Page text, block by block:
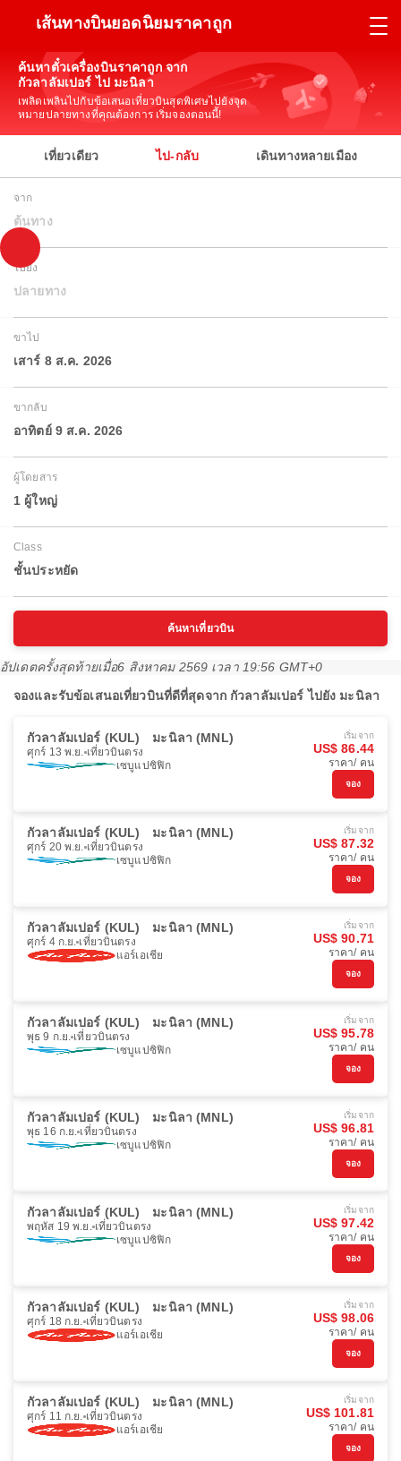
เส้นทางบินยอดนิยมราคาถูก
ค้นหาตั๋วเครื่องบินราคาถูก จาก
กัวลาลัมเปอร์ ไป มะนิลา
เพลิดเพลินไปกับข้อเสนอเที่ยวบินสุดพิเศษไปยังจุด
หมายปลายทางที่คุณต้องการ เริ่มจองตอนนี้!
เที่ยวเดียว ไป-กลับ เดินทางหลายเมือง
จาก
ต้นทาง
ไปยัง
ปลายทาง
ขาไป
เสาร์ 8 ส.ค. 2026
ขากลับ
อาทิตย์ 9 ส.ค. 2026
ผู้โดยสาร
1 ผู้ใหญ่
Class
ชั้นประหยัด
ค้นหาเที่ยวบิน
อัปเดตครั้งสุดท้ายเมื่อ6 สิงหาคม 2569 เวลา 19:56 GMT+0
จองและรับข้อเสนอเที่ยวบินที่ดีที่สุดจาก กัวลาลัมเปอร์ ไปยัง มะนิลา
กัวลาลัมเปอร์ (KUL) มะนิลา (MNL)
ศุกร์ 13 พ.ย. เที่ยวบินตรง
เซบูแปซิฟิก
เริ่มจาก
US$ 86.44
ราคา/ คน
จอง
กัวลาลัมเปอร์ (KUL) มะนิลา (MNL)
ศุกร์ 20 พ.ย. เที่ยวบินตรง
เซบูแปซิฟิก
เริ่มจาก
US$ 87.32
ราคา/ คน
จอง
กัวลาลัมเปอร์ (KUL) มะนิลา (MNL)
ศุกร์ 4 ก.ย. เที่ยวบินตรง
แอร์เอเชีย
เริ่มจาก
US$ 90.71
ราคา/ คน
จอง
กัวลาลัมเปอร์ (KUL) มะนิลา (MNL)
พุธ 9 ก.ย. เที่ยวบินตรง
เซบูแปซิฟิก
เริ่มจาก
US$ 95.78
ราคา/ คน
จอง
กัวลาลัมเปอร์ (KUL) มะนิลา (MNL)
พุธ 16 ก.ย. เที่ยวบินตรง
เซบูแปซิฟิก
เริ่มจาก
US$ 96.81
ราคา/ คน
จอง
กัวลาลัมเปอร์ (KUL) มะนิลา (MNL)
พฤหัส 19 พ.ย. เที่ยวบินตรง
เซบูแปซิฟิก
เริ่มจาก
US$ 97.42
ราคา/ คน
จอง
กัวลาลัมเปอร์ (KUL) มะนิลา (MNL)
ศุกร์ 18 ก.ย. เที่ยวบินตรง
แอร์เอเชีย
เริ่มจาก
US$ 98.06
ราคา/ คน
จอง
กัวลาลัมเปอร์ (KUL) มะนิลา (MNL)
ศุกร์ 11 ก.ย. เที่ยวบินตรง
แอร์เอเชีย
เริ่มจาก
US$ 101.81
ราคา/ คน
จอง